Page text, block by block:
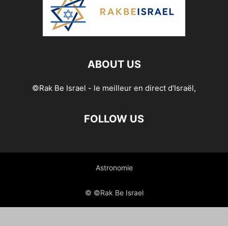
ABOUT US
©Rak Be Israel - le meilleur en direct d'Israël,
FOLLOW US
Astronomie
© ©Rak Be Israel